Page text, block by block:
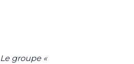
groupe «